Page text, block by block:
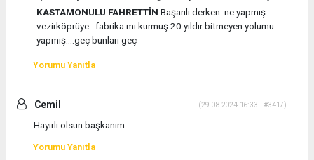
KASTAMONULU FAHRETTİN Başarılı derken..ne yapmış
vezirköprüye...fabrika mı kurmuş 20 yıldır bitmeyen yolumu
yapmış....geç bunları geç
Yorumu Yanıtla
Cemil (29.08.2024 16:33 - #3417)
Hayırlı olsun başkanım
Yorumu Yanıtla